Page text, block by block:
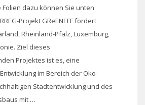
Folien dazu können Sie unten
Projekt GReENEFF fördert
Rheinland-Pfalz, Luxemburg,
Ziel dieses
Projektes ist es, eine
im Bereich der Öko-
Stadtentwicklung und des
mit …